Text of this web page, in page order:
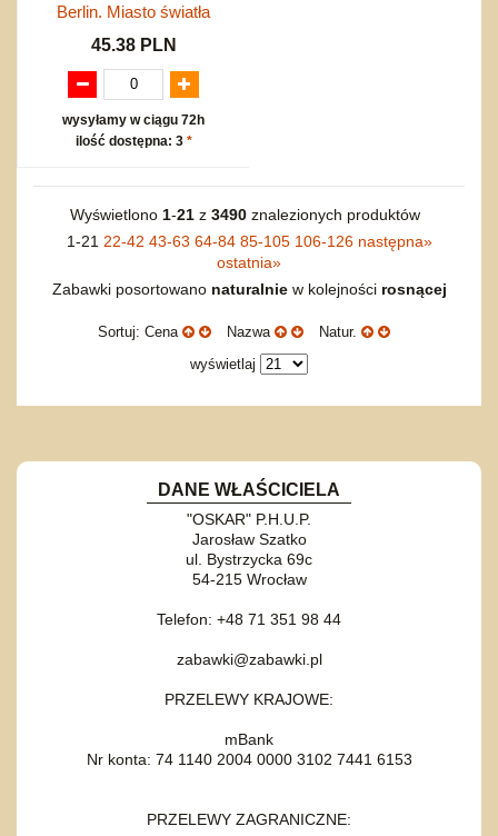
Berlin. Miasto światła
45.38 PLN
wysyłamy w ciągu 72h
ilość dostępna: 3 *
Wyświetlono 1-21z 3490znalezionych produktów
1-21 22-42 43-63 64-84 85-105 106-126 następna»
ostatnia»
Zabawki posortowano naturalniew kolejności rosnącej
Sortuj: Cena Nazwa
Natur.
wyświetlaj
DANE WŁAŚCICIELA
"OSKAR" P.H.U.P.
Jarosław Szatko
ul. Bystrzycka 69c
54-215 Wrocław
Telefon: +48 71 351 98 44
zabawki@zabawki.pl
PRZELEWY KRAJOWE:
mBank
Nr konta: 74 1140 2004 0000 3102 7441 6153
PRZELEWY ZAGRANICZNE: